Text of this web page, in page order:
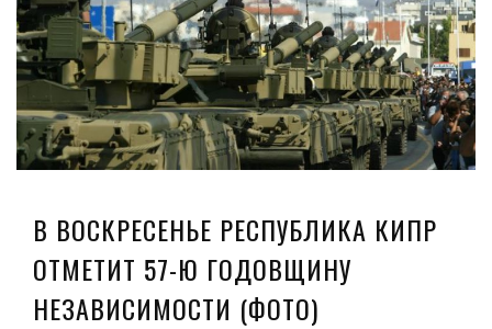
В ВОСКРЕСЕНЬЕ РЕСПУБЛИКА КИПР
ОТМЕТИТ 57-Ю ГОДОВЩИНУ
НЕЗАВИСИМОСТИ (ФОТО)